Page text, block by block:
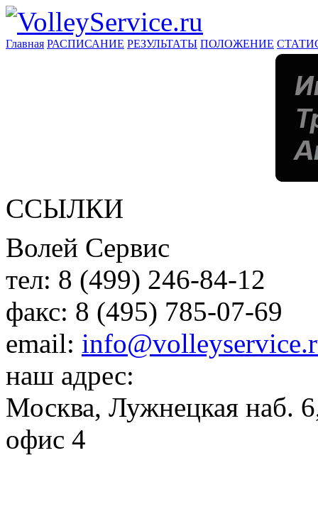
Главная РАСПИСАНИЕ РЕЗУЛЬТАТЫ ПОЛОЖЕНИЕ
ССЫЛКИ
Волей Сервис
тел: 8 (499) 246-84-12
факс: 8 (495) 785-07-69
email:
наш адрес:
Москва, Лужнецкая наб.
офис 4